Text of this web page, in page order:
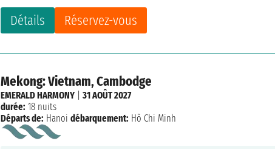
Détails Réservez-vous
Mekong: Vietnam, Cambodge
EMERALD HARMONY |31 AOÛT 2027
durée: 18 nuits
Départs de: Hanoi débarquement: Hô Chi Minh